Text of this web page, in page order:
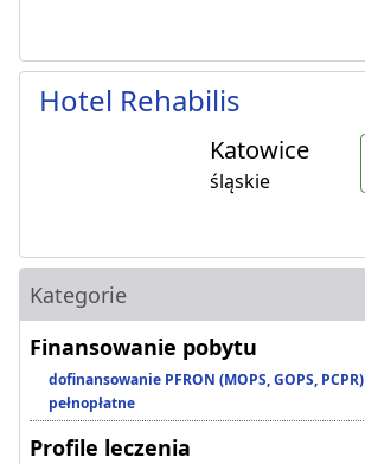
Hotel Rehabilis
Katowice
śląskie
Kategorie
Finansowanie pobytu
dofinansowanie PFRON (MOPS, GOPS, PCPR)
pełnopłatne
Profile leczenia